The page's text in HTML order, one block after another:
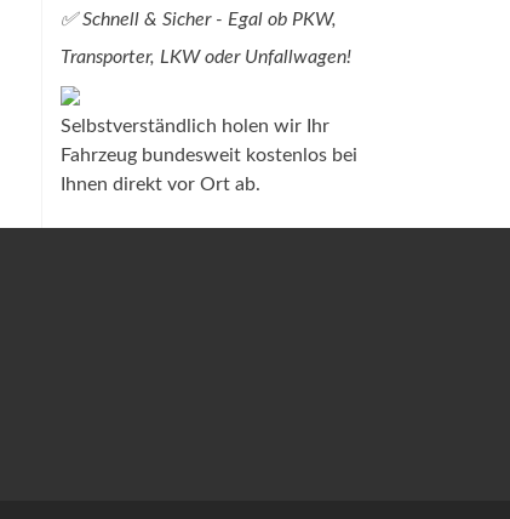
✅ Schnell & Sicher - Egal ob PKW,
Transporter, LKW oder Unfallwagen!
Selbstverständlich holen wir Ihr
Fahrzeug bundesweit kostenlos bei
Ihnen direkt vor Ort ab.